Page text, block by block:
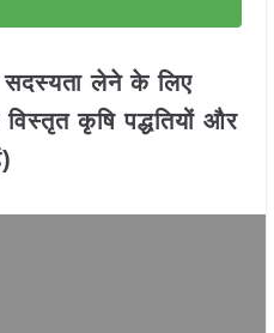
लेने के लिए
कृषि पद्धतियों और